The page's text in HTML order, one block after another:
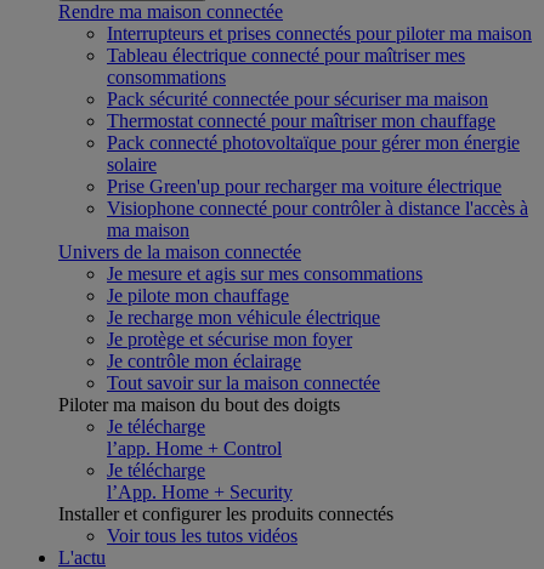
Rendre ma maison connectée
Interrupteurs et prises connectés pour piloter ma maison
Tableau électrique connecté pour maîtriser mes
consommations
Pack sécurité connectée pour sécuriser ma maison
Thermostat connecté pour maîtriser mon chauffage
Pack connecté photovoltaïque pour gérer mon énergie
solaire
Prise Green'up pour recharger ma voiture électrique
Visiophone connecté pour contrôler à distance l'accès à
ma maison
Univers de la maison connectée
Je mesure et agis sur mes consommations
Je pilote mon chauffage
Je recharge mon véhicule électrique
Je protège et sécurise mon foyer
Je contrôle mon éclairage
Tout savoir sur la maison connectée
Piloter ma maison du bout des doigts
Je télécharge
l’app. Home + Control
Je télécharge
l’App. Home + Security
Installer et configurer les produits connectés
Voir tous les tutos vidéos
L'actu